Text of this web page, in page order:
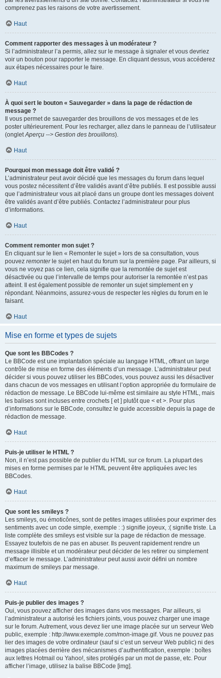
comprenez pas les raisons de votre avertissement.
Haut
Comment rapporter des messages à un modérateur ?
Si l’administrateur l’a permis, allez sur le message à signaler et vous devriez
voir un bouton pour rapporter le message. En cliquant dessus, vous accéderez
aux étapes nécessaires pour le faire.
Haut
À quoi sert le bouton « Sauvegarder » dans la page de rédaction de
message ?
Il vous permet de sauvegarder des brouillons de vos messages et de les
poster ultérieurement. Pour les recharger, allez dans le panneau de l’utilisateur
(ongletAperçu --> Gestion des brouillons).
Haut
Pourquoi mon message doit être validé ?
L’administrateur peut avoir décidé que les messages du forum dans lequel
vous postez nécessitent d’être validés avant d’être publiés. Il est possible aussi
que l’administrateur vous ait placé dans un groupe dont les messages doivent
être validés avant d’être publiés. Contactez l’administrateur pour plus
d’informations.
Haut
Comment remonter mon sujet ?
En cliquant sur le lien « Remonter le sujet » lors de sa consultation, vous
pouvez remonterle sujet en haut du forum sur la première page. Par ailleurs, si
vous ne voyez pas ce lien, cela signifie que la remontée de sujet est
désactivée ou que l’intervalle de temps pour autoriser la remontée n’est pas
atteint. Il est également possible de remonter un sujet simplement en y
répondant. Néanmoins, assurez-vous de respecter les règles du forum en le
faisant.
Haut
Mise en forme et types de sujets
Que sont les BBCodes ?
Le BBCode est une implantation spéciale au langage HTML, offrant un large
contrôle de mise en forme des éléments d’un message. L’administrateur peut
décider si vous pouvez utiliser les BBCodes, vous pouvez aussi les désactiver
dans chacun de vos messages en utilisant l’option appropriée du formulaire de
rédaction de message. Le BBCode lui-même est similaire au style HTML, mais
les balises sont incluses entre crochets [ et ] plutôt que < et >. Pour plus
d’informations sur le BBCode, consultez le guide accessible depuis la page de
rédaction de message.
Haut
Puis-je utiliser le HTML ?
Non, il n’est pas possible de publier du HTML sur ce forum. La plupart des
mises en forme permises par le HTML peuvent être appliquées avec les
BBCodes.
Haut
Que sont les smileys ?
Les smileys, ou émoticônes, sont de petites images utilisées pour exprimer des
sentiments avec un code simple, exemple : :) signifie joyeux, :( signifie triste. La
liste complète des smileys est visible sur la page de rédaction de message.
Essayez toutefois de ne pas en abuser. Ils peuvent rapidement rendre un
message illisible et un modérateur peut décider de les retirer ou simplement
d’effacer le message. L’administrateur peut aussi avoir défini un nombre
maximum de smileys par message.
Haut
Puis-je publier des images ?
Oui, vous pouvez afficher des images dans vos messages. Par ailleurs, si
l’administrateur a autorisé les fichiers joints, vous pouvez charger une image
sur le forum. Autrement, vous devez lier une image placée sur un serveur Web
public, exemple : http://www.exemple.com/mon-image.gif. Vous ne pouvez pas
lier des images de votre ordinateur (sauf si c’est un serveur Web public) ni des
images placées derrière des mécanismes d’authentification, exemple : boîtes
aux lettres Hotmail ou Yahoo!, sites protégés par un mot de passe, etc. Pour
afficher l’image, utilisez la balise BBCode [img].